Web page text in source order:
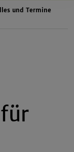
und Termine